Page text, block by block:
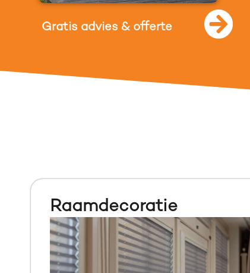
Gratis advies & offerte
Raamdecoratie